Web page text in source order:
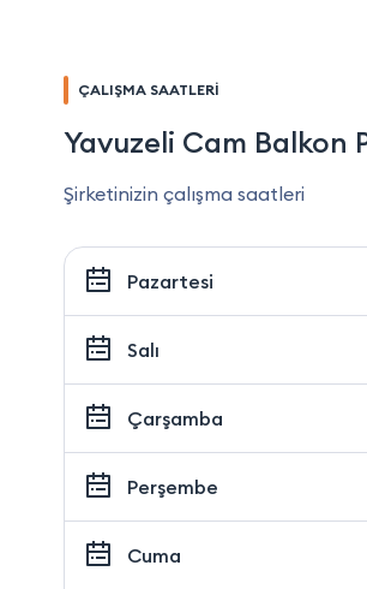
ÇALIŞMA SAATLERİ
Yavuzeli Cam Balkon
Şirketinizin çalışma saatleri
Pazartesi
Salı
Çarşamba
Perşembe
Cuma